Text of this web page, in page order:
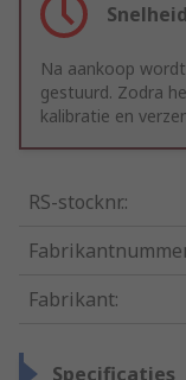
Na aankoop
gestuurd. Zodra
kalibratie en
RS-stocknr.:
Fabrikant:
Specificaties